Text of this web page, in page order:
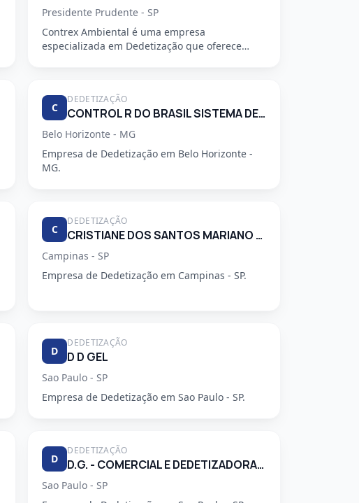
Presidente Prudente - SP
Contrex Ambiental é uma empresa
especializada em Dedetização que oferece
C
DEDETIZAÇÃO
CONTROL R DO BRASIL SISTEMA DE CONTROLE AMBIENTAL LTDA
Belo Horizonte - MG
Empresa de Dedetização em Belo Horizonte -
MG.
C
DEDETIZAÇÃO
CRISTIANE DOS SANTOS MARIANO 34248553830
Campinas - SP
Empresa de Dedetização em Campinas - SP.
D
DEDETIZAÇÃO
D D GEL
Sao Paulo - SP
Empresa de Dedetização em Sao Paulo - SP.
D
DEDETIZAÇÃO
D.G. - COMERCIAL E DEDETIZADORA GARCA LTDA
Sao Paulo - SP